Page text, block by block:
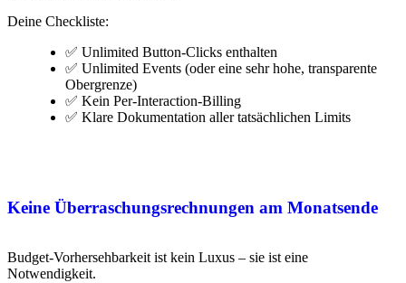
Deine Checkliste:
✅ Unlimited Button-Clicks enthalten
✅ Unlimited Events (oder eine sehr hohe, transparente
Obergrenze)
✅ Kein Per-Interaction-Billing
✅ Klare Dokumentation aller tatsächlichen Limits
Keine Überraschungsrechnungen am Monatsende
Budget-Vorhersehbarkeit ist kein Luxus – sie ist eine
Notwendigkeit.